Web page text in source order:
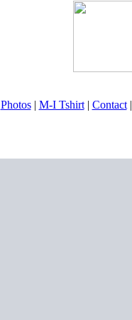
Photos| M-I Tshirt| Contact|